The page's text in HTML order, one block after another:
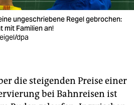
ungeschriebene Regel gebrochen:
mit Familien an!
dpa
die steigenden Preise einer
bei Bahnreisen ist